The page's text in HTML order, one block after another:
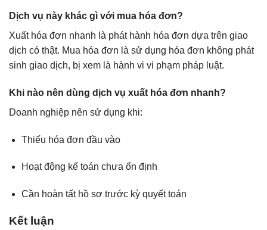
Dịch vụ này khác gì với mua hóa đơn?
Xuất hóa đơn nhanh là phát hành hóa đơn dựa trên giao
dịch có thật. Mua hóa đơn là sử dụng hóa đơn không phát
sinh giao dịch, bị xem là hành vi vi phạm pháp luật.
Khi nào nên dùng dịch vụ xuất hóa đơn nhanh?
Doanh nghiệp nên sử dụng khi:
Thiếu hóa đơn đầu vào
Hoạt động kế toán chưa ổn định
Cần hoàn tất hồ sơ trước kỳ quyết toán
Kết luận